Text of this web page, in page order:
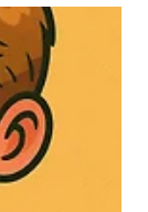
효소는 기능성
경 개선과 면역
에 좋으며,곡물
는 세 가지 모두